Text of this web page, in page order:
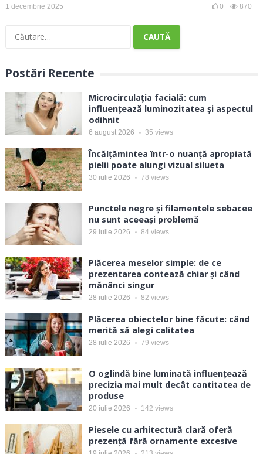
1 decembrie 2025 0 870
Caută
Postări Recente
Microcirculația facială: cum
influențează luminozitatea și aspectul
odihnit
6 august 2026 35 views
Încălțămintea într-o nuanță apropiată
pielii poate alungi vizual silueta
30 iulie 2026 78 views
Punctele negre și filamentele sebacee
nu sunt aceeași problemă
29 iulie 2026 84 views
Plăcerea meselor simple: de ce
prezentarea contează chiar și când
mănânci singur
28 iulie 2026 82 views
Plăcerea obiectelor bine făcute: când
merită să alegi calitatea
28 iulie 2026 79 views
O oglindă bine luminată influențează
precizia mai mult decât cantitatea de
produse
20 iulie 2026 142 views
Piesele cu arhitectură clară oferă
prezență fără ornamente excesive